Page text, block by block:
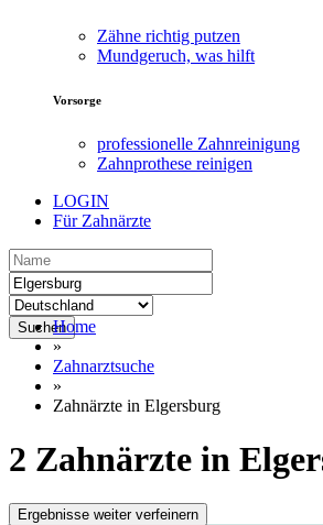
Zähne richtig putzen
Mundgeruch, was hilft
Vorsorge
professionelle Zahnreinigung
Zahnprothese reinigen
LOGIN
Für Zahnärzte
SuchenHome
»
Zahnarztsuche
»
Zahnärzte in Elgersburg
2 Zahnärzte in
Ergebnisse weiter verfeinern